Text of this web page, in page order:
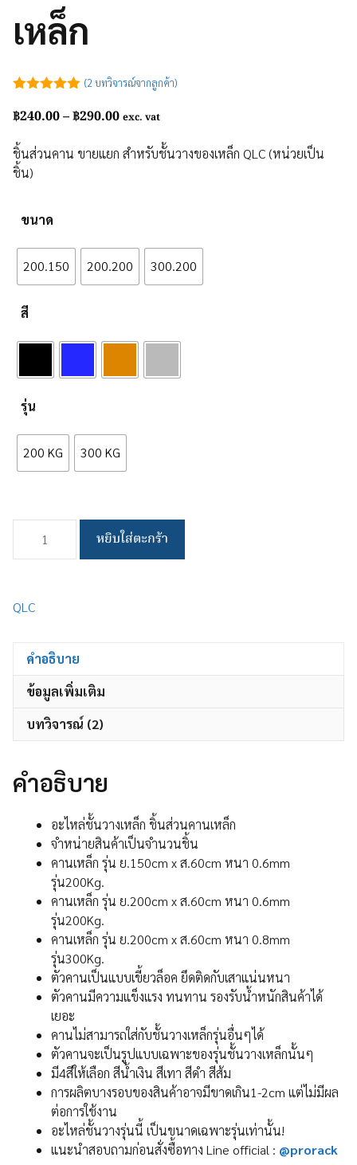
เหล็ก
5
(2 บทวิจารณ์จากลูกค้า)
฿240.00–฿290.00Price
฿240.00
exc. vat
ชิ้นส่วนคาน ขายแยก สำหรับชั้นวางของเหล็ก QLC (หน่วยเป็น
ชิ้น)
ขนาด
200.150 200.200 300.200
สี
รุ่น
200 KG 300 KG
เหล็ก
ส่วน
คาน
เหล็ก
ชิ้น
หยิบใส่ตะกร้า
QLC
คำอธิบาย
ข้อมูลเพิ่มเติม
บทวิจารณ์ (2)
คำอธิบาย
อะไหล่ชั้นวางเหล็ก ชิ้นส่วนคานเหล็ก
จำหน่ายสินค้าเป็นจำนวนชิ้น
คานเหล็ก รุ่น ย.150cm x ส.60cm หนา 0.6mm
รุ่น200Kg.
คานเหล็ก รุ่น ย.200cm x ส.60cm หนา 0.6mm
รุ่น200Kg.
คานเหล็ก รุ่น ย.200cm x ส.60cm หนา 0.8mm
รุ่น300Kg.
ตัวคานเป็นแบบเขี้ยวล็อค ยึดติดกับเสาแน่นหนา
ตัวคานมีความแข็งแรง ทนทาน รองรับน้ำหนักสินค้าได้
เยอะ
คานไม่สามารถใส่กับชั้นวางเหล็กรุ่นอื่นๆได้
ตัวคานจะเป็นรูปแบบเฉพาะของรุ่นชั้นวางเหล็กนั้นๆ
มี4สีให้เลือก สีน้ำเงิน สีเทา สีดำ สีส้ม
การผลิตบางรอบของสินค้าอาจมีขาดเกิน1-2cm แต่ไม่มีผล
ต่อการใช้งาน
อะไหล่ชั้นวางรุ่นนี้ เป็นขนาดเฉพาะรุ่นเท่านั้น!
แนะนำสอบถามก่อนสั่งซื้อทาง Line official : @prorack